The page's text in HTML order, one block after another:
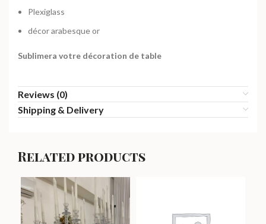
Plexiglass
décor arabesque or
Sublimera votre décoration de table
Reviews (0)
Shipping & Delivery
Related products